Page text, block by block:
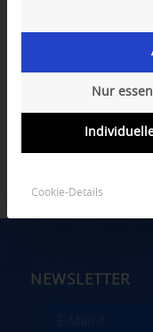
NEWSLETTER
Nur
Cookie-Details